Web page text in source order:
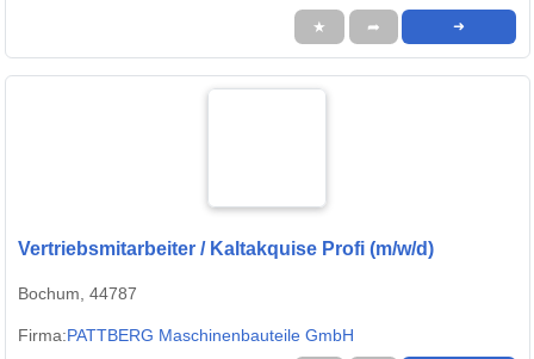
★ ➦ ➜
Vertriebsmitarbeiter / Kaltakquise Profi (m/w/d)
Bochum, 44787
Firma:PATTBERG Maschinenbauteile GmbH